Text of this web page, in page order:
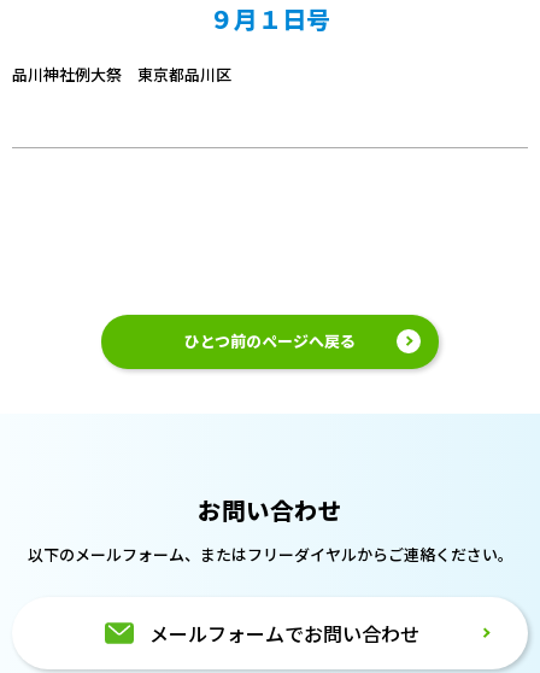
９月１日号
品川神社例大祭 東京都品川区
ひとつ前のページへ戻る
お問い合わせ
以下のメールフォーム、またはフリーダイヤルからご連絡ください。
メールフォームでお問い合わせ